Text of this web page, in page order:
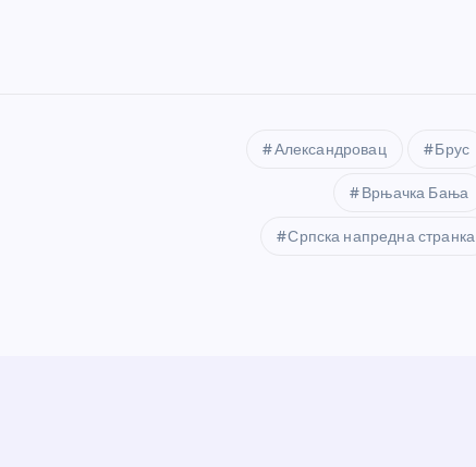
Александровац Брус
Врњачка Бања
Српска напредна странка